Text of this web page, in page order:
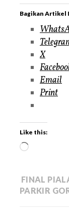
Bagikan Artikel
X
Email
Print
Like this:
FINAL
PARKIR